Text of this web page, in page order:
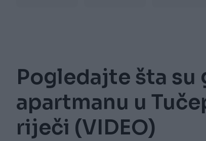
Pogledajte šta su
apartmanu u
riječi (VIDEO)